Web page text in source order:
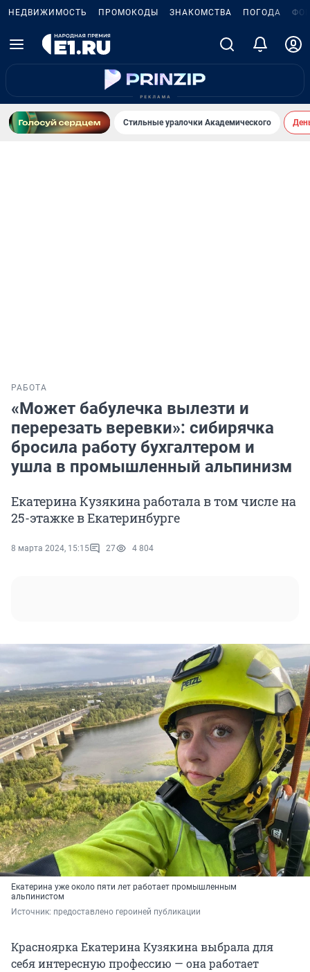
НЕДВИЖИМОСТЬ ПРОМОКОДЫ ЗНАКОМСТВА ПОГОДА
Стильные уралочки Академического
РАБОТА
«Может бабулечка вылезти и
перерезать веревки»: сибирячка
бросила работу бухгалтером и
ушла в промышленный альпинизм
Екатерина Кузякина работала в том числе на
25-этажке в Екатеринбурге
8 марта 2024, 15:15 27 4 804
Екатерина уже около пяти лет работает промышленным
альпинистом
Источник: предоставлено героиней публикации
Красноярка Екатерина Кузякина выбрала для
себя интересную профессию — она работает